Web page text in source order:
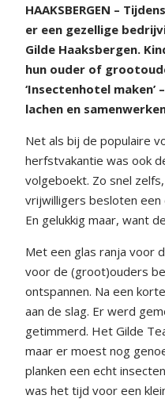
HAAKSBERGEN –
er een gezellige
Gilde Haaksbergen.
hun ouder of
‘Insectenhotel
lachen en
Net als bij de populaire
herfstvakantie was ook
volgeboekt. Zo snel
vrijwilligers besloten
En gelukkig maar, want
Met een glas ranja voor
voor de (groot)ouders
ontspannen. Na een
aan de slag. Er werd
getimmerd. Het Gilde
maar er moest nog
planken een echt
was het tijd voor een